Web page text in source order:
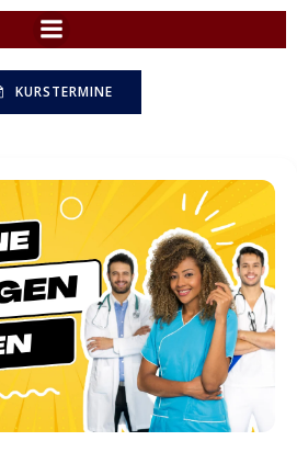
Zum
Inhalt
KURSTERMINE